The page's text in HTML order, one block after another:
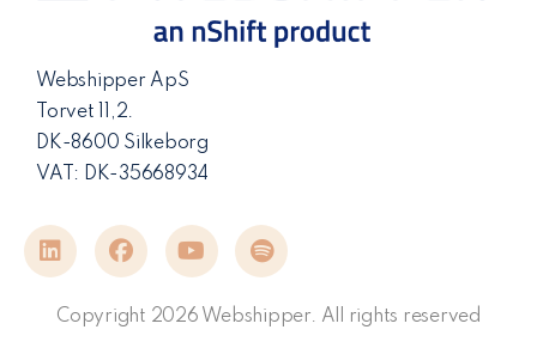
Webshipper ApS
Torvet 11,2.
DK-8600 Silkeborg
VAT: DK-35668934
Copyright 2026 Webshipper. All rights reserved